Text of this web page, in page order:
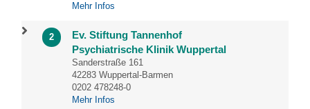
Mehr Infos
2
Ev. Stiftung Tannenhof
Psychiatrische Klinik Wuppertal
Sanderstraße 161
42283 Wuppertal-Barmen
0202 478248-0
Mehr Infos